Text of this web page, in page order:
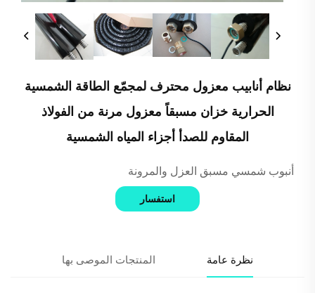
نظام أنابيب معزول محترف لمجمّع الطاقة الشمسية
الحرارية خزان مسبقاً معزول مرنة من الفولاذ
المقاوم للصدأ أجزاء المياه الشمسية
أنبوب شمسي مسبق العزل والمرونة
استفسار
نظرة عامة المنتجات الموصى بها